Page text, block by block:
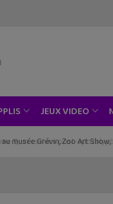
JEUX VIDEO
musée Grévin, Zoo Art